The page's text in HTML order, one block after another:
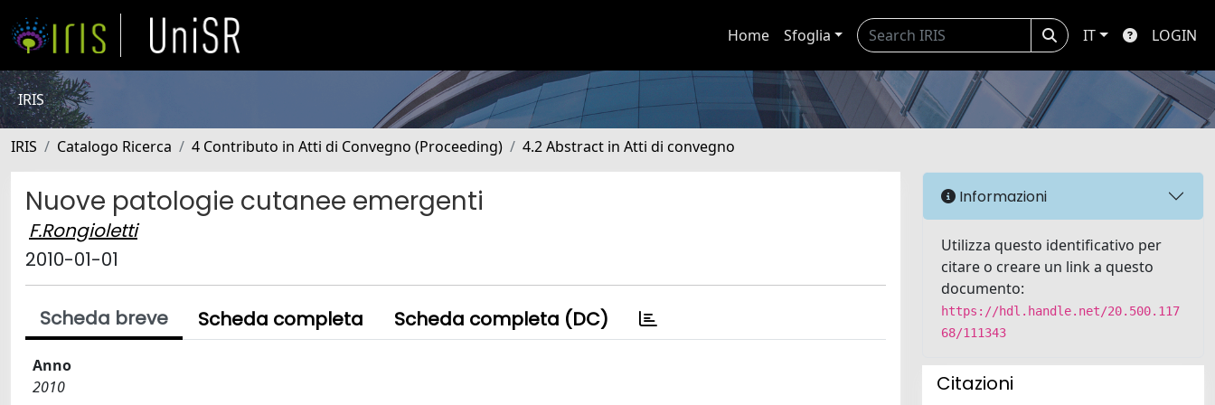
Home Sfoglia IT LOGIN
IRIS
IRIS Catalogo Ricerca 4 Contributo in Atti di Convegno (Proceeding) 4.2 Abstract in Atti di convegno
Nuove patologie cutanee emergenti
F.Rongioletti
2010-01-01
Scheda breve Scheda completa Scheda completa (DC)
Anno
2010
Informazioni
Utilizza questo identificativo per
citare o creare un link a questo
documento:
https://hdl.handle.net/20.500.117
68/111343
Citazioni